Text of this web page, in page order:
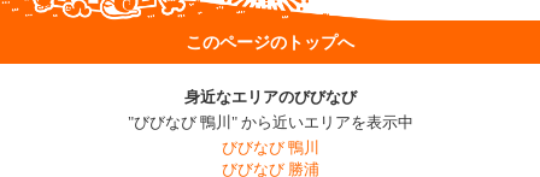
このページのトップへ
身近なエリアのびびなび
"びびなび 鴨川" から近いエリアを表示中
びびなび 鴨川
びびなび 勝浦